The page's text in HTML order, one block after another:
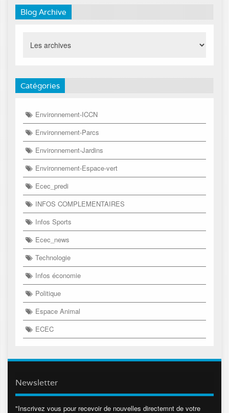
Blog Archive
Catégories
Environnement-ICCN
Environnement-Parcs
Environnement-Jardins
Environnement-Espace-vert
Ecec_predi
INFOS COMPLEMENTAIRES
Infos Sports
Ecec_news
Technologie
Infos économie
Politique
Espace Animal
ECEC
Newsletter
"Inscrivez vous pour recevoir de nouvelles directemnt de votre